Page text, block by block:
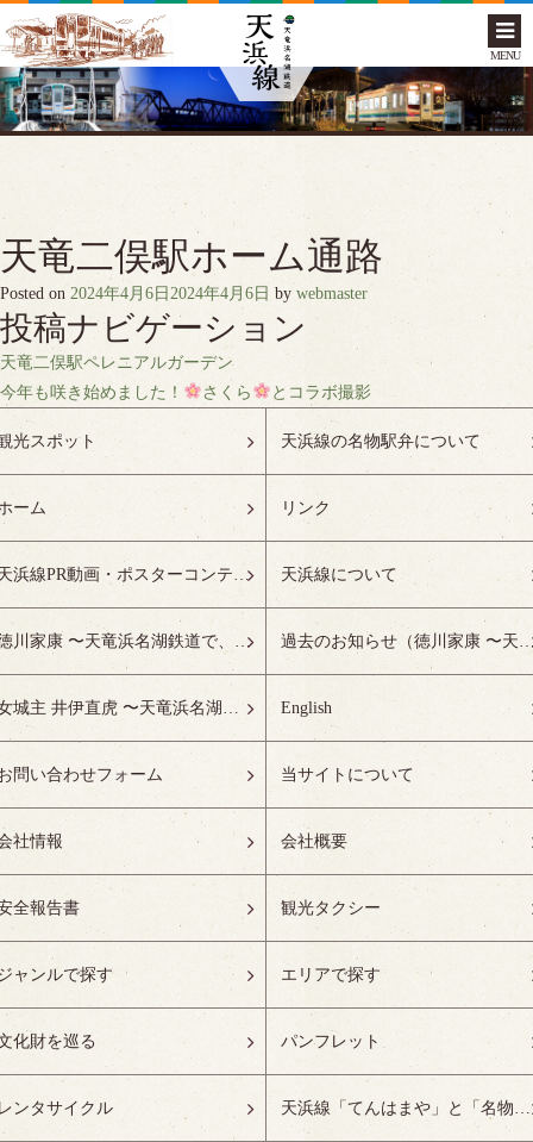
MENU
天竜二俣駅ホーム通路
Posted on 2024年4月6日 2024年4月6日 by webmaster
投稿ナビゲーション
天竜二俣駅ペレニアルガーデン
今年も咲き始めました！
さくら とコラボ撮影
光スポット 天浜線の名物駅弁について
ーム リンク
天浜線PR動画・ポスターコンテスト受賞作品特設ページ 天浜線について
徳川家康 〜天竜浜名湖鉄道で、徳川ゆかりの地へ！〜 過去のお知らせ（徳川家康 〜天竜浜名湖鉄道で、
女城主 井伊直虎 〜天竜浜名湖鉄道で、井の国へ！〜 English
問い合わせフォーム 当サイトについて
社情報 会社概要
全報告書 観光タクシー
ャンルで探す エリアで探す
化財を巡る パンフレット
ンタサイクル 天浜線「てんはまや」と「名物駅弁」について